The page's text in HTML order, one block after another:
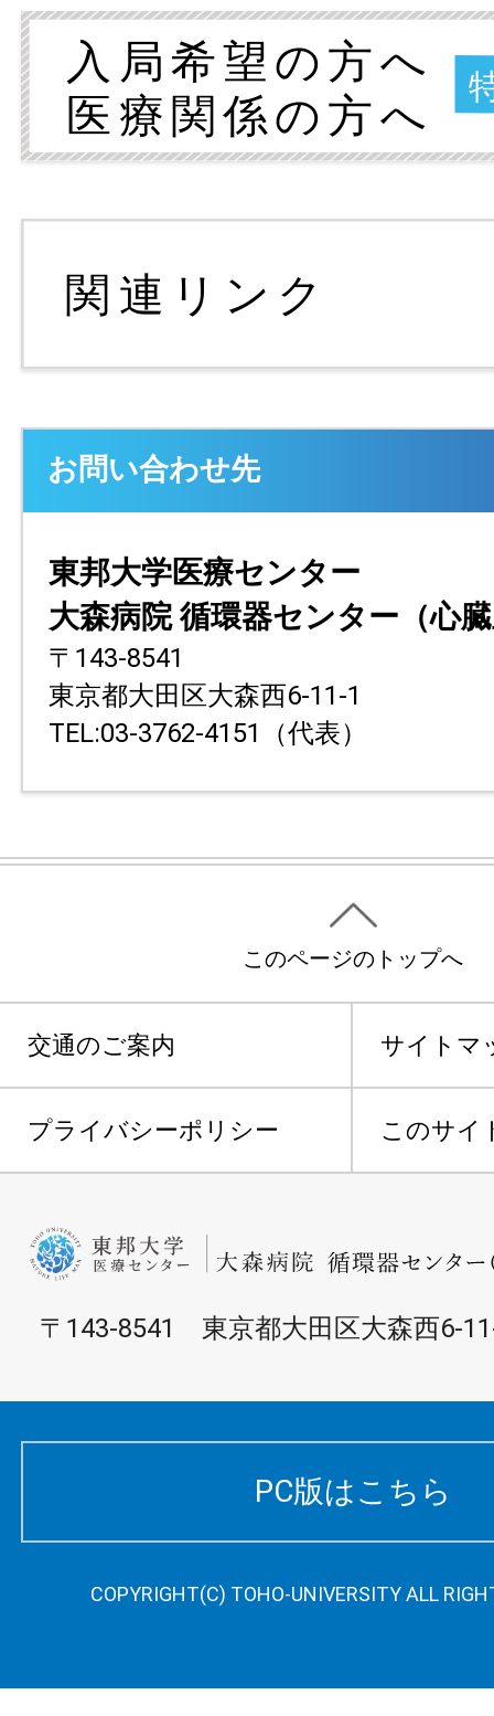
お問い合わせ先
東邦大学医療センター
大森病院 循環器センター（心
〒143-8541
東京都大田区大森西6-11-1
TEL:03-3762-4151（代表）
このページのトップへ
交通のご案内 サイトマ
プライバシーポリシー このサイ
〒143-8541 東京都大田区大森西6-
PC版はこちら
COPYRIGHT(C) TOHO-UNIVERSITY ALL